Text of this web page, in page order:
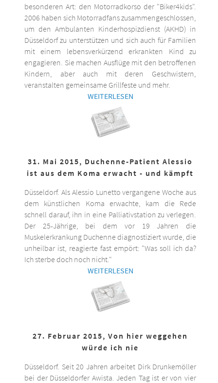
besonderen Art: den Motorradkorso der "Biker4kids".
2006 haben sich Motorradfans zusammengeschlossen,
um den Ambulanten Kinderhospizdienst (AKHD) in
Düsseldorf zu unterstützen und sich auch für Familien
mit einem lebensverkürzend erkrankten Kind zu
engagieren. Sie machen Ausflüge mit den betroffenen
Kindern, aber auch mit deren Geschwistern,
veranstalten gemeinsame Grillfeste und mehr.
WEITERLESEN
31. Mai 2015, Duchenne-Patient Alessio
ist aus dem Koma erwacht - und kämpft
Düsseldorf. Als Alessio Lunetto vergangene Woche aus
dem künstlichen Koma erwachte, kam die Rede
schnell darauf, ihn in eine Palliativstation zu verlegen.
Der 25-Jährige, bei dem vor 19 Jahren die
Muskelerkrankung Duchenne diagnostiziert wurde, die
unheilbar ist, reagierte fast empört: "Was soll ich da?
Ich sterbe doch noch nicht."
WEITERLESEN
27. Februar 2015, Von hier weggehen
würde ich nie
Düsseldorf. Seit 20 Jahren arbeitet Dirk Drunkemöller
bei der Düsseldorfer Awista. Jeden Tag ist er von vier